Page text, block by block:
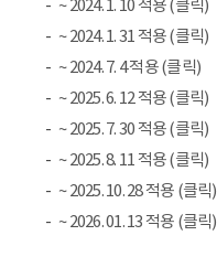
~ 2024. 1. 10 적용 (클릭)
~ 2024. 1. 31 적용 (클릭)
~ 2024. 7. 4 적용 (클릭)
~ 2025. 6. 12 적용 (클릭)
~ 2025. 7. 30 적용 (클릭)
~ 2025. 8. 11 적용 (클릭)
~ 2025. 10. 28 적용 (클릭)
~ 2026. 01. 13 적용 (클릭)